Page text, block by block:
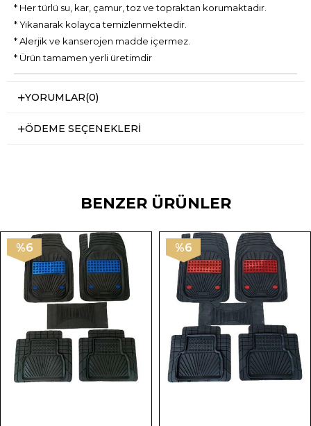
* Her türlü su, kar, çamur, toz ve topraktan korumaktadır.
* Yıkanarak kolayca temizlenmektedir.
* Alerjik ve kanserojen madde içermez.
* Ürün tamamen yerli üretimdir
YORUMLAR(0)
ÖDEME SEÇENEKLERI
BENZER ÜRÜNLER
%6 %6